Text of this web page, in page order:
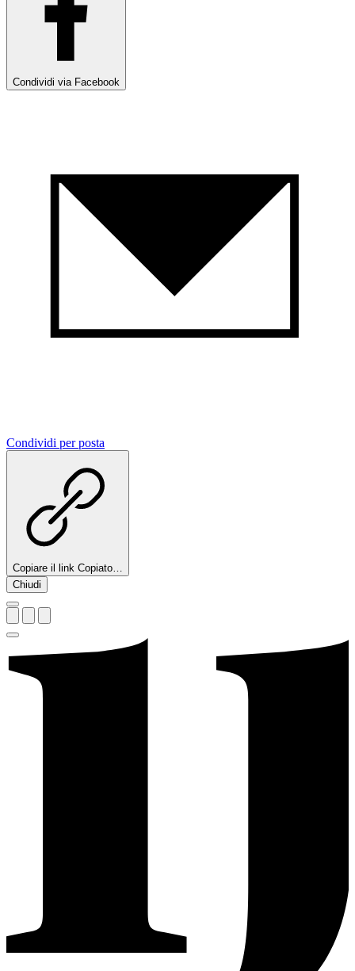
Condividi via Facebook
Condividi per posta
Copiare il link Copiato…
Chiudi